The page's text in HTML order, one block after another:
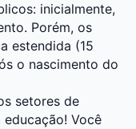
inicialmente,
Porém, os
estendida (15
o nascimento do
setores de
educação! Você